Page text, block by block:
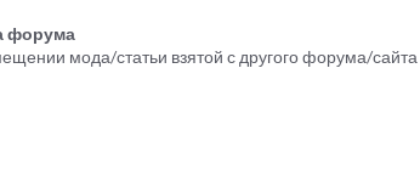
форума
мода/статьи взятой с другого форума/